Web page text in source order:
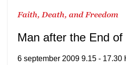
Faith, Death, and Freedom
Man after the End of
6 september 2009 9.15 - 17.30